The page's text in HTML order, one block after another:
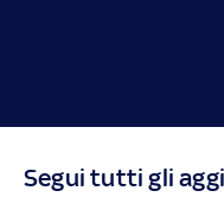
Segui tutti gli